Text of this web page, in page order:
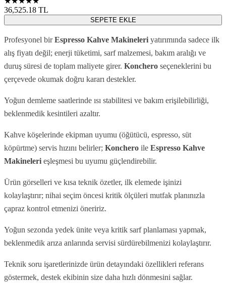
36,525.18 TL
SEPETE EKLE
Profesyonel birEspresso Kahve Makineleri yatırımında sadece ilk
alış fiyatı değil; enerji tüketimi, sarf malzemesi, bakım aralığı ve
duruş süresi de toplam maliyete girer. Konchero seçeneklerini bu
çerçevede okumak doğru kararı destekler.
Yoğun demleme saatlerinde ısı stabilitesi ve bakım erişilebilirliği,
beklenmedik kesintileri azaltır.
Kahve köşelerinde ekipman uyumu (öğütücü, espresso, süt
köpürtme) servis hızını belirler; Konchero ile Espresso Kahve
Makineleri eşleşmesi bu uyumu güçlendirebilir.
Ürün görselleri ve kısa teknik özetler, ilk elemede işinizi
kolaylaştırır; nihai seçim öncesi kritik ölçüleri mutfak planınızla
çapraz kontrol etmenizi öneririz.
Yoğun sezonda yedek ünite veya kritik sarf planlaması yapmak,
beklenmedik arıza anlarında servisi sürdürebilmenizi kolaylaştırır.
Teknik soru işaretlerinizde ürün detayındaki özellikleri referans
göstermek, destek ekibinin size daha hızlı dönmesini sağlar.